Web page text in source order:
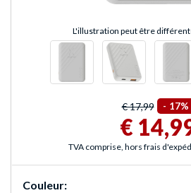
L'illustration peut être
€ 17,99 - 17%
€
TVA comprise, hors frais
Couleur: